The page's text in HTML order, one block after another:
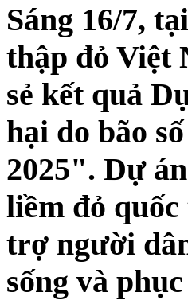
Sáng 16/7,
thập đỏ Việt
sẻ kết quả
hại do bão
2025". Dự
liềm đỏ
trợ người
sống và